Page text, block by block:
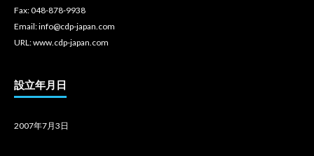
Fax: 048-878-9938
Email: info@cdp-japan.com
URL: www.cdp-japan.com
設立年月日
2007年7月3日